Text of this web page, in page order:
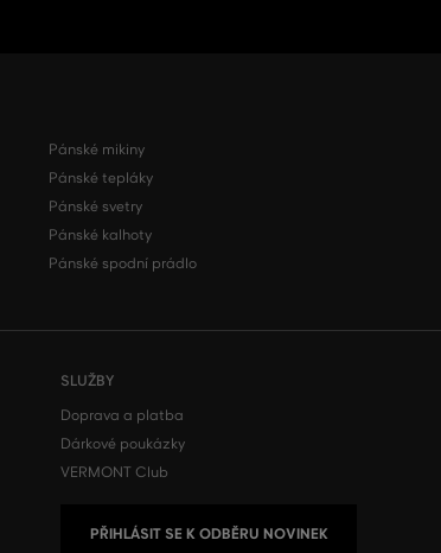
Pánské mikiny
Pánské tepláky
Pánské svetry
Pánské kalhoty
Pánské spodní prádlo
SLUŽBY
Doprava a platba
Dárkové poukázky
VERMONT Club
PŘIHLÁSIT SE K ODBĚRU NOVINEK